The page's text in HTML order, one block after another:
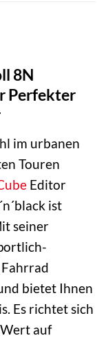
8N
Perfekter
im urbanen
Touren
Editor
ist
seiner
bietet Ihnen
Es richtet sich
auf